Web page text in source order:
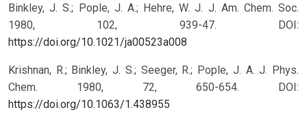
Binkley, J. S.; Pople, J. A.; Hehre, W. J. J. Am. Chem. Soc.
1980, 102, 939-47. DOI:
https://doi.org/10.1021/ja00523a008
Krishnan, R.; Binkley, J. S.; Seeger, R.; Pople, J. A. J. Phys.
Chem. 1980, 72, 650-654. DOI:
https://doi.org/10.1063/1.438955